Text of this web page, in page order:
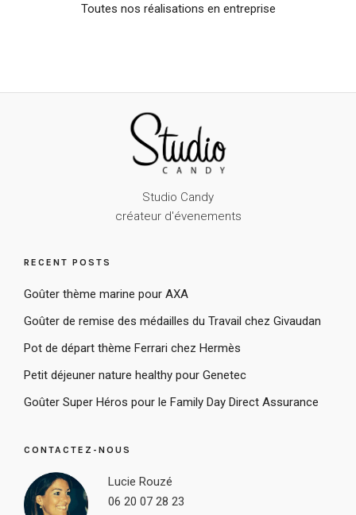
Toutes nos réalisations en entreprise
Studio Candy
créateur d'évenements
RECENT POSTS
Goûter thème marine pour AXA
Goûter de remise des médailles du Travail chez Givaudan
Pot de départ thème Ferrari chez Hermès
Petit déjeuner nature healthy pour Genetec
Goûter Super Héros pour le Family Day Direct Assurance
CONTACTEZ-NOUS
Lucie Rouzé
06 20 07 28 23